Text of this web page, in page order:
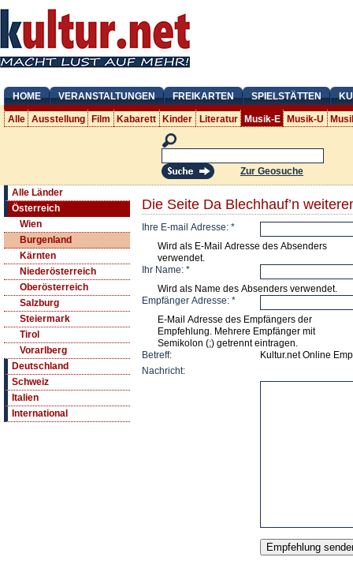
HOME VERANSTALTUNGEN FREIKARTEN SPIELSTÄTTEN
Alle Ausstellung Film Kabarett Kinder Literatur Musik-E Musik-U
Zur Geosuche
Alle Länder
Österreich
Wien
Burgenland
Kärnten
Niederösterreich
Oberösterreich
Salzburg
Steiermark
Tirol
Vorarlberg
Deutschland
Schweiz
Italien
International
Die Seite Da Blechhauf’n
Ihre E-mail Adresse: *
Wird als E-Mail Adresse des Absenders
verwendet.
Ihr Name: *
Wird als Name des Absenders verwendet.
Empfänger Adresse: *
E-Mail Adresse des Empfängers der
Empfehlung. Mehrere Empfänger mit
Semikolon (;) getrennt eintragen.
Betreff:
Kultur.net Online
Nachricht: